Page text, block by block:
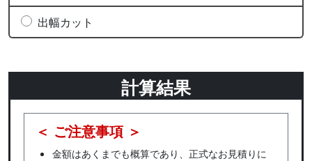
出幅カット
計算結果
＜ ご注意事項 ＞
金額はあくまでも概算であり、正式なお見積りに